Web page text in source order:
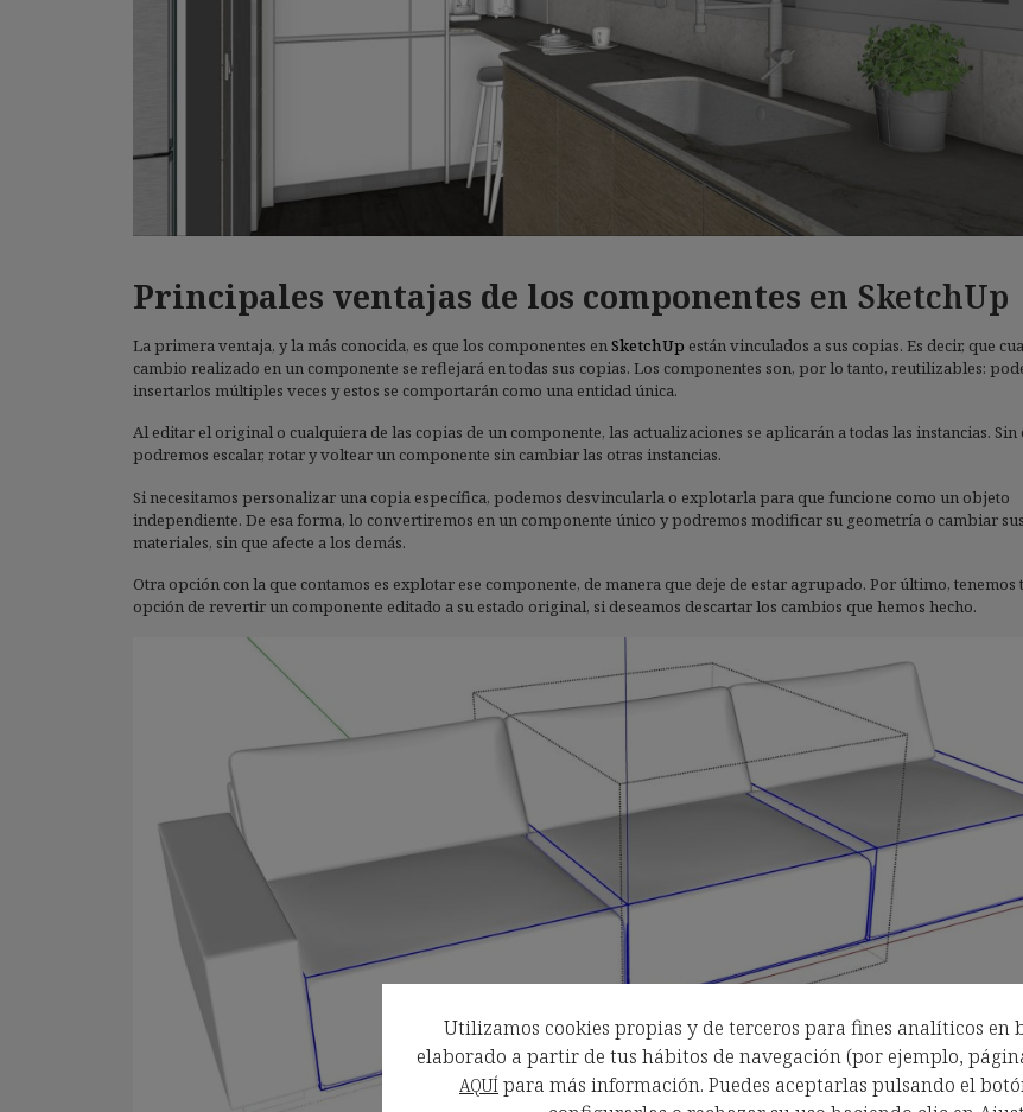
Principales ventajas de los componentes en SketchUp
La primera ventaja, y la más conocida, es que los componentes enSketchUp están vinculados a sus copias. Es decir, que
cambio realizado en un componente se reflejará en todas sus copias. Los componentes son, por lo tanto, reutilizables:
insertarlos múltiples veces y estos se comportarán como una entidad única.
Al editar el original o cualquiera de las copias de un componente, las actualizaciones se aplicarán a todas las instancias.
podremos escalar, rotar y voltear un componente sin cambiar las otras instancias.
Si necesitamos personalizar una copia específica, podemos desvincularla o explotarla para que funcione como un objeto
independiente. De esa forma, lo convertiremos en un componente único y podremos modificar su geometría o cambiar sus
materiales, sin que afecte a los demás.
Otra opción con la que contamos es explotar ese componente, de manera que deje de estar agrupado. Por último, tenemos
opción de revertir un componente editado a su estado original, si deseamos descartar los cambios que hemos hecho.
Utilizamos cookies propias y de terceros para fines analíticos en
elaborado a partir de tus hábitos de navegación (por ejemplo,
AQUÍ para más información. Puedes aceptarlas pulsando el